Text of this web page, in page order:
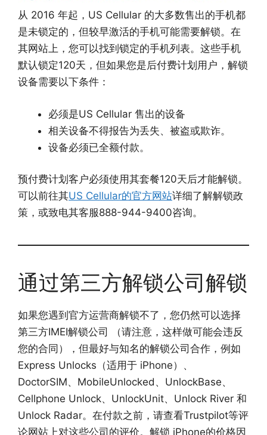
从 2016 年起，US Cellular 的大多数售出的手机都
是未锁定的，但较早激活的手机可能需要解锁。在
其网站上，您可以找到锁定的手机列表。这些手机
默认锁定120天，但如果您是后付费计划用户，解锁
设备需要以下条件：
必须是US Cellular 售出的设备
相关设备不得报告为丢失、被盗或欺诈。
设备必须已全额付款。
预付费计划客户必须使用其套餐120天后才能解锁。
可以前往其US Cellular的官方网站详细了解解锁政
策，或致电其客服888-944-9400咨询。
通过第三方解锁公司解锁
如果您遇到官方运营商解锁不了，您仍然可以选择
第三方IMEI解锁公司 （请注意，这样做可能会违反
您的合同），但最好与知名的解锁公司合作，例如
Express Unlocks（适用于 iPhone）、
DoctorSIM、MobileUnlocked、UnlockBase、
Cellphone Unlock、UnlockUnit、Unlock River 和
Unlock Radar。在付款之前，请查看Trustpilot等评
论网站上对这些公司的评价。解锁 iPhone的价格因